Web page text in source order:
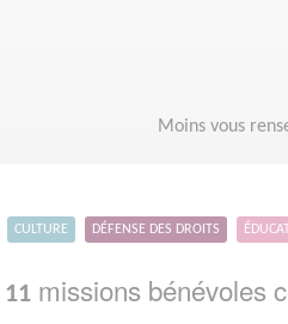
Moins vous
CULTURE DÉFENSE DES DROITS
11 missions bénévoles